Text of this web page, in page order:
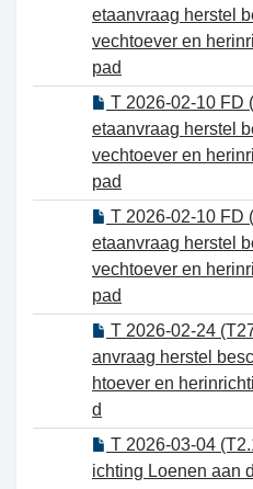
etaanvraag herstel
vechtoever en
pad
T 2026-02-10 FD
etaanvraag herstel
vechtoever en
pad
T 2026-02-10 FD
etaanvraag herstel
vechtoever en
pad
T 2026-02-24
anvraag herstel
htoever en
d
T 2026-03-04
ichting Loenen aan